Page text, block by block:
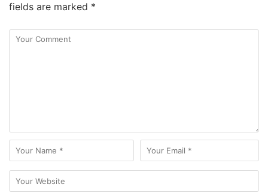
fields are marked *